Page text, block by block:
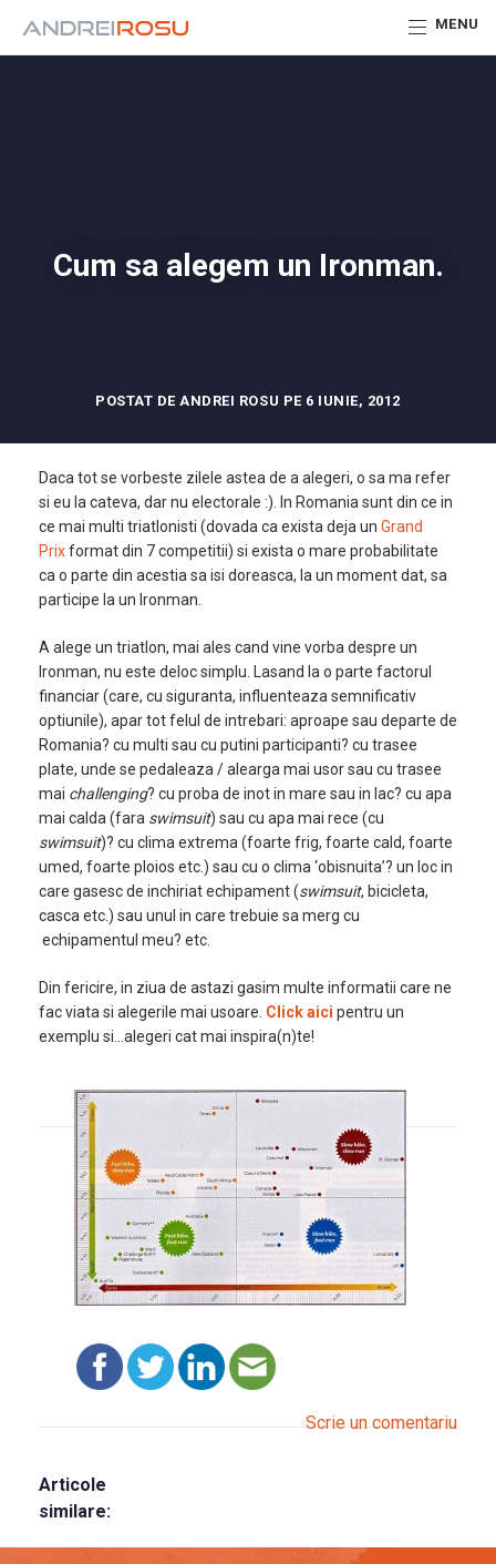
MENU
Cum sa alegem un Ironman.
POSTAT DE ANDREI ROSU PE 6 IUNIE, 2012
Daca tot se vorbeste zilele astea de a alegeri, o sa ma refer
si eu la cateva, dar nu electorale :). In Romania sunt din ce in
ce mai multi triatlonisti (dovada ca exista deja un Grand
Prixformat din 7 competitii) si exista o mare probabilitate
ca o parte din acestia sa isi doreasca, la un moment dat, sa
participe la un Ironman.
A alege un triatlon, mai ales cand vine vorba despre un
Ironman, nu este deloc simplu. Lasand la o parte factorul
financiar (care, cu siguranta, influenteaza semnificativ
optiunile), apar tot felul de intrebari: aproape sau departe de
Romania? cu multi sau cu putini participanti? cu trasee
plate, unde se pedaleaza / alearga mai usor sau cu trasee
mai challenging? cu proba de inot in mare sau in lac? cu apa
mai calda (fara swimsuit) sau cu apa mai rece (cu
swimsuit)? cu clima extrema (foarte frig, foarte cald, foarte
umed, foarte ploios etc.) sau cu o clima ‘obisnuita’? un loc in
care gasesc de inchiriat echipament (swimsuit, bicicleta,
casca etc.) sau unul in care trebuie sa merg cu
echipamentul meu? etc.
Din fericire, in ziua de astazi gasim multe informatii care ne
fac viata si alegerile mai usoare. Click aici pentru un
exemplu si…alegeri cat mai inspira(n)te!
Scrie un comentariu
Articole
similare: